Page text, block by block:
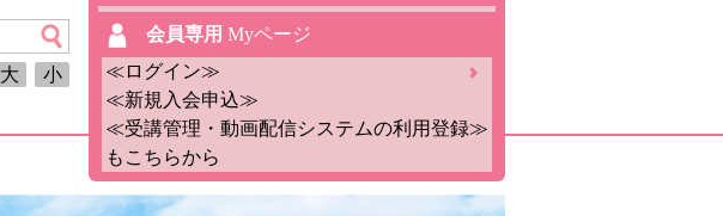
大 小
会員専用 Myページ
≪ログイン≫
≪新規入会申込≫
≪受講管理・動画配信システムの利用登録≫
もこちらから